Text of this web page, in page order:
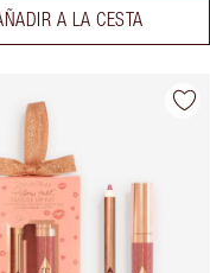
A LA CESTA